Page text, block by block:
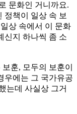
문화인 거니까요.
정책이 일상 속 보
상 속에서 이 문화
신지 하나씩 좀 소
훈, 모두의 보훈이
우에는 그 국가유공
는데 사실상 그거